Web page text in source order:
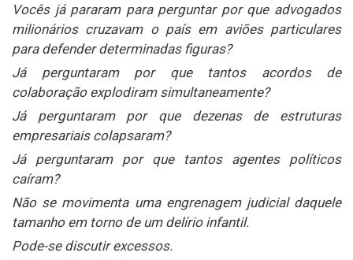
Vocês já pararam para perguntar por que advogados
milionários cruzavam o país em aviões particulares
para defender determinadas figuras?
Já perguntaram por que tantos acordos de
colaboração explodiram simultaneamente?
Já perguntaram por que dezenas de estruturas
empresariais colapsaram?
Já perguntaram por que tantos agentes políticos
caíram?
Não se movimenta uma engrenagem judicial daquele
tamanho em torno de um delírio infantil.
Pode-se discutir excessos.